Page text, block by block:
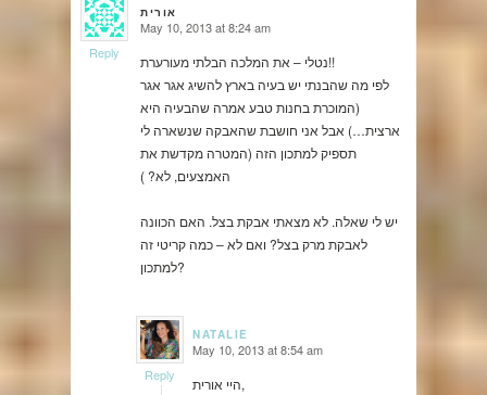
אורית
says: May 10, 2013 at 8:24 am
נטלי – את המלכה הבלתי מעורערת!!
לפי מה שהבנתי יש בעיה בארץ להשיג אגר אגר
(המוכרת בחנות טבע אמרה שהבעיה היא
ארצית…) אבל אני חושבת שהאבקה שנשארה לי
תספיק למתכון הזה (המטרה מקדשת את
האמצעים, לא? )
יש לי שאלה. לא מצאתי אבקת בצל. האם הכוונה
לאבקת מרק בצל? ואם לא – כמה קריטי זה
למתכון?
Reply
NATALIE
says: May 10, 2013 at 8:54 am
היי אורית,
Reply